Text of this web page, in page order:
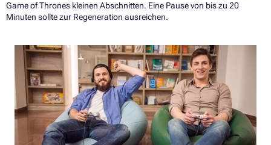
Game of Thrones kleinen Abschnitten. Eine Pause von bis zu 20
Minuten sollte zur Regeneration ausreichen.